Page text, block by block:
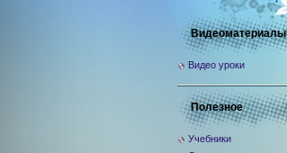
Видеоматериалы
Видео уроки
Полезное
Учебники